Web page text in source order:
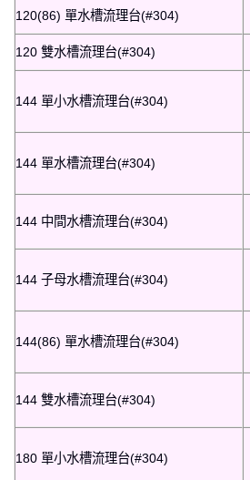
120(86) 單水槽流理台(#304)
120 雙水槽流理台(#304)
144 單小水槽流理台(#304)
144 單水槽流理台(#304)
144 中間水槽流理台(#304)
144 子母水槽流理台(#304)
144(86) 單水槽流理台(#304)
144 雙水槽流理台(#304)
180 單小水槽流理台(#304)